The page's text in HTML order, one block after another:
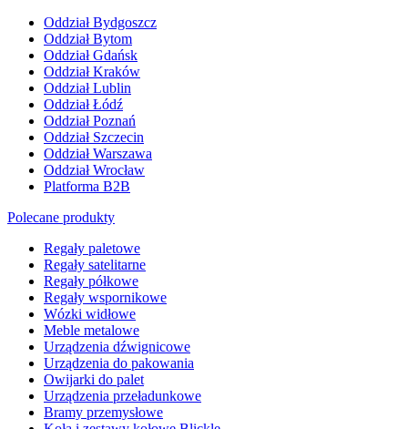
Oddział Bydgoszcz
Oddział Bytom
Oddział Gdańsk
Oddział Kraków
Oddział Lublin
Oddział Łódź
Oddział Poznań
Oddział Szczecin
Oddział Warszawa
Oddział Wrocław
Platforma B2B
Polecane produkty
Regały paletowe
Regały satelitarne
Regały półkowe
Regały wspornikowe
Wózki widłowe
Meble metalowe
Urządzenia dźwignicowe
Urządzenia do pakowania
Owijarki do palet
Urządzenia przeładunkowe
Bramy przemysłowe